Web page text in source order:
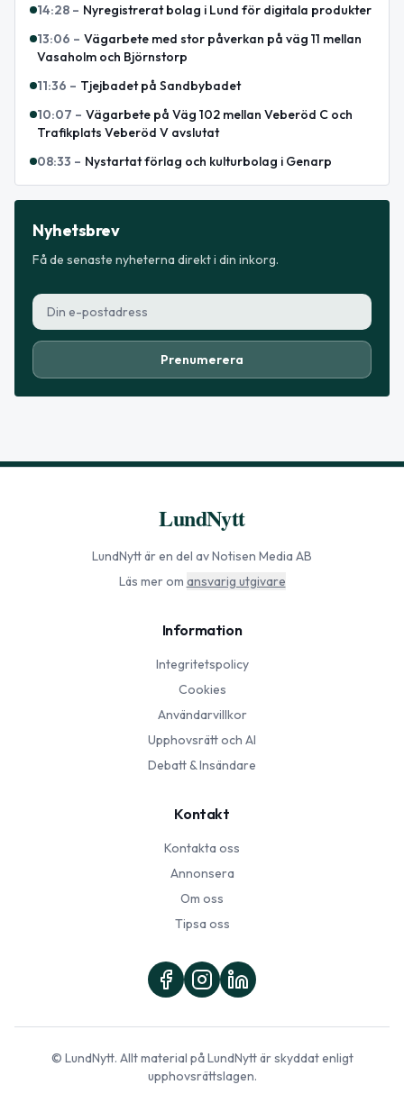
14:28 – Nyregistrerat bolag i Lund för digitala produkter
13:06 – Vägarbete med stor påverkan på väg 11 mellan
Vasaholm och Björnstorp
11:36 – Tjejbadet på Sandbybadet
10:07 – Vägarbete på Väg 102 mellan Veberöd C och
Trafikplats Veberöd V avslutat
08:33 – Nystartat förlag och kulturbolag i Genarp
Nyhetsbrev
Få de senaste nyheterna direkt i din inkorg.
Prenumerera
LundNytt
LundNyttär en del av Notisen Media AB
Läs mer om ansvarig utgivare
Information
Integritetspolicy
Cookies
Användarvillkor
Upphovsrätt och AI
Debatt & Insändare
Kontakt
Kontakta oss
Annonsera
Om oss
Tipsa oss
© LundNytt. Allt material påLundNyttär skyddat enligt
upphovsrättslagen.